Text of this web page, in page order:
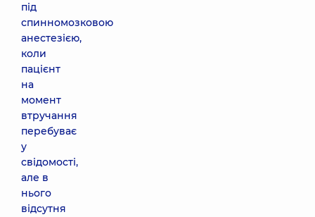
під
спинномозковою
анестезією,
коли
пацієнт
на
момент
втручання
перебуває
у
свідомості,
але в
нього
відсутня